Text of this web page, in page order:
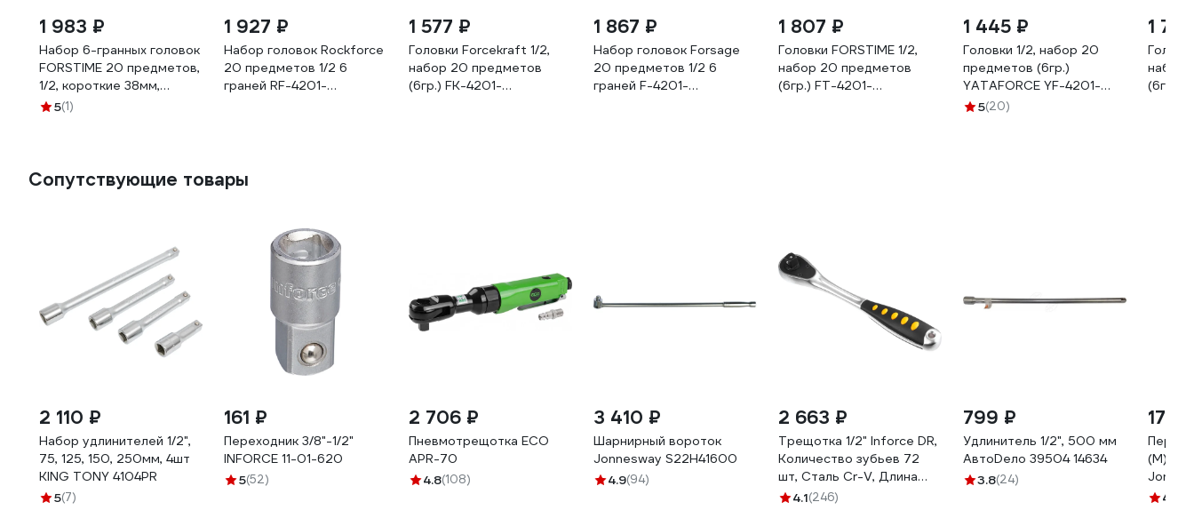
1 983 ₽
Набор 6-гранных головок
FORSTIME 20 предметов,
1/2, короткие 38мм,
глубокие 78мм: 10-19мм
5(1)
1 927 ₽
Набор головок Rockforce
20 предметов 1/2 6
граней RF-4201-
1 577 ₽
Головки Forcekraft 1/2,
набор 20 предметов
(6гр.) FK-4201-
1 867 ₽
Набор головок Forsage
20 предметов 1/2 6
граней F-4201-
1 807 ₽
Головки FORSTIME 1/2,
набор 20 предметов
(6гр.) FT-4201-
1 445 ₽
Головки 1/2, набор 20
предметов (6гр.)
YATAFORCE YF-4201-
BV30(66380)
5(20)
1
набор
(6гр.)
Сопутствующие товары
2 110 ₽
Набор удлинителей 1/2",
75, 125, 150, 250мм, 4шт
KING TONY 4104PR
5(7)
161 ₽
Переходник 3/8"-1/2"
INFORCE 11-01-620
5(52)
2 706 ₽
Пневмотрещотка ECO
APR-70
4.8(108)
3 410 ₽
Шарнирный вороток
Jonnesway S22H41600
4.9(94)
2 663 ₽
Трещотка 1/2" Inforce DR,
Количество зубьев 72
шт, Сталь Cr-V, Длина
260мм,
4.1(246)
799 ₽
Удлинитель 1/2", 500 мм
АвтоDело 39504 14634
3.8(24)
170
(M)
4.9